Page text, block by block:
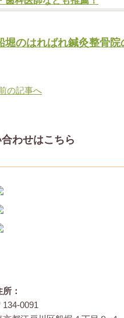
堀のはればれ鍼灸整骨
の記事へ
わせはこちら
所：
134-0091